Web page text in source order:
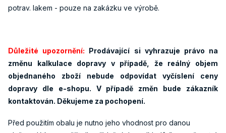
potrav. lakem - pouze na zakázku ve výrobě.
Důležité upozornění: Prodávající si vyhrazuje právo na
změnu kalkulace dopravy v případě, že reálný objem
objednaného zboží nebude odpovídat vyčíslení ceny
dopravy dle e-shopu. V případě změn bude zákazník
kontaktován. Děkujeme za pochopení.
Před použitím obalu je nutno jeho vhodnost pro danou